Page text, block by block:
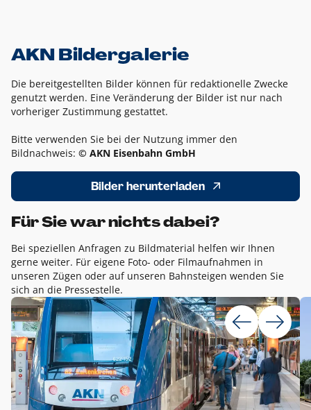
AKN Bildergalerie
Die bereitgestellten Bilder können für redaktionelle Zwecke
genutzt werden. Eine Veränderung der Bilder ist nur nach
vorheriger Zustimmung gestattet.
Bitte verwenden Sie bei der Nutzung immer den
Bildnachweis: © AKN Eisenbahn GmbH
Bilder herunterladen
Für Sie war nichts dabei?
Bei speziellen Anfragen zu Bildmaterial helfen wir Ihnen
gerne weiter. Für eigene Foto- oder Filmaufnahmen in
unseren Zügen oder auf unseren Bahnsteigen wenden Sie
sich an die Pressestelle.